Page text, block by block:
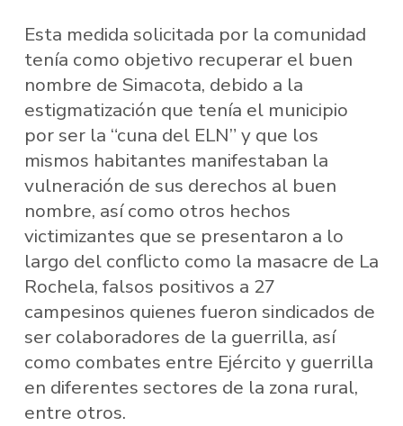
Esta medida solicitada por la comunidad
tenía como objetivo recuperar el buen
nombre de Simacota, debido a la
estigmatización que tenía el municipio
por ser la “cuna del ELN” y que los
mismos habitantes manifestaban la
vulneración de sus derechos al buen
nombre, así como otros hechos
victimizantes que se presentaron a lo
largo del conflicto como la masacre de La
Rochela, falsos positivos a 27
campesinos quienes fueron sindicados de
ser colaboradores de la guerrilla, así
como combates entre Ejército y guerrilla
en diferentes sectores de la zona rural,
entre otros.